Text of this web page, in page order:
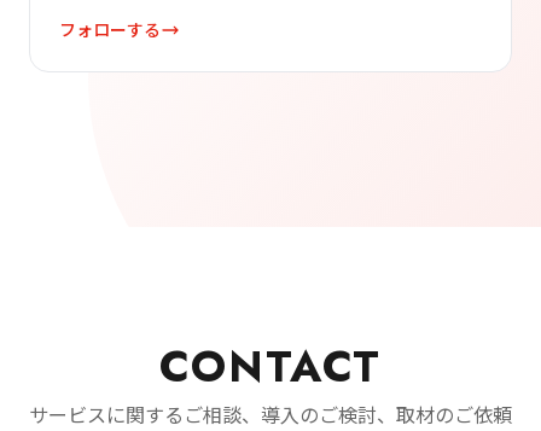
フォローする
CONTACT
サービスに関するご相談、導入のご検討、取材のご依頼